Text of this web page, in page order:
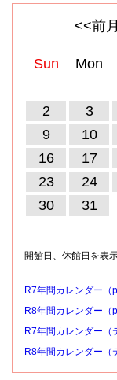
<<前月
Sun Mon
2
3
9
10
16
17
23
24
30
31
開館日、休館日を表
R7年間カレンダー（
R8年間カレンダー（
R7年間カレンダー（
R8年間カレンダー（